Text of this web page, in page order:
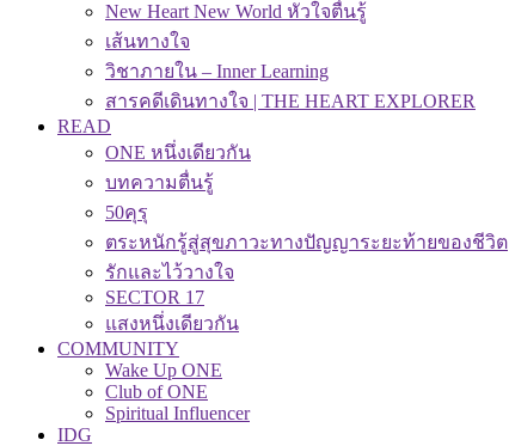
New Heart New World หัวใจตื่นรู้
เส้นทางใจ
วิชาภายใน – Inner Learning
สารคดีเดินทางใจ | THE HEART EXPLORER
READ
ONE หนึ่งเดียวกัน
บทความตื่นรู้
50คุรุ
ตระหนักรู้สู่สุขภาวะทางปัญญาระยะท้ายของชีวิต
รักและไว้วางใจ
SECTOR 17
แสงหนึ่งเดียวกัน
COMMUNITY
Wake Up ONE
Club of ONE
Spiritual Influencer
IDG